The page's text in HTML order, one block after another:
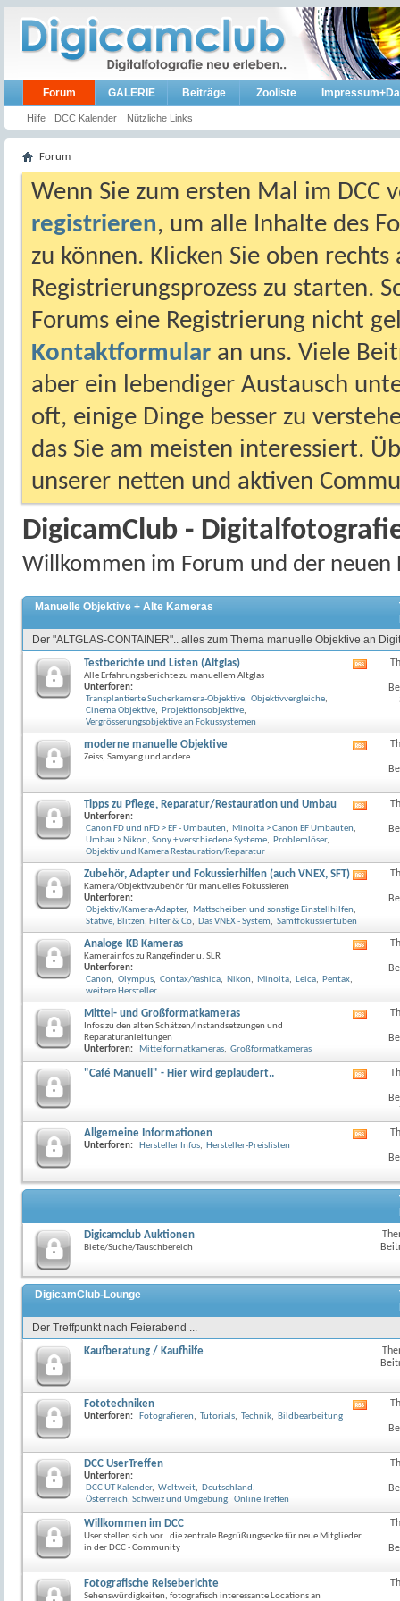
Forum
Hilfe DCC Kalender Nützliche Links
GALERIE Beiträge Zooliste
Forum
Wenn Sie zum ersten Mal im DCC
registrieren, um alle Inhalte des
zu können. Klicken Sie oben
Registrierungsprozess zu starten.
Forums eine Registrierung nicht
Kontaktformular an uns. Viele
aber ein lebendiger Austausch
oft, einige Dinge besser zu
das Sie am meisten interessiert.
unserer netten und aktiven
DigicamClub -
Willkommen im Forum und der neuen
Manuelle Objektive + Alte Kameras
Der "ALTGLAS-CONTAINER".. alles zum Thema manuelle Objektive an
Testberichte und Listen (Altglas)
Alle Erfahrungsberichte zu manuellem Altglas
Unterforen:
Transplantierte Sucherkamera-Objektive, Objektivvergleiche,
Cinema Objektive, Projektionsobjektive,
Vergrösserungsobjektive an Fokussystemen
dieses
moderne manuelle Objektive
Zeiss, Samyang und andere...
dieses
Tipps zu Pflege, Reparatur/Restauration und Umbau
Unterforen:
Canon FD und nFD > EF - Umbauten, Minolta > Canon EF Umbauten,
Umbau > Nikon, Sony + verschiedene Systeme, Problemlöser,
Objektiv und Kamera Restauration/Reparatur
dieses
Zubehör, Adapter und Fokussierhilfen (auch VNEX, SFT)
Kamera/Objektivzubehör für manuelles Fokussieren
Unterforen:
Objektiv/Kamera-Adapter, Mattscheiben und sonstige Einstellhilfen,
Stative, Blitzen, Filter & Co, Das VNEX - System, Samtfokussiertuben
dieses
Analoge KB Kameras
Kamerainfos zu Rangefinder u. SLR
Unterforen:
Canon, Olympus, Contax/Yashica, Nikon, Minolta, Leica, Pentax,
weitere Hersteller
dieses
Mittel- und Großformatkameras
Infos zu den alten Schätzen/Instandsetzungen und
Reparaturanleitungen
Unterforen:
Mittelformatkameras, Großformatkameras
dieses
"Café Manuell" - Hier wird geplaudert..
dieses
Allgemeine Informationen
Unterforen: Hersteller Infos, Hersteller-Preislisten
dieses
Digicamclub Auktionen
Biete/Suche/Tauschbereich
DigicamClub-Lounge
Der Treffpunkt nach Feierabend ...
Kaufberatung / Kaufhilfe
Fototechniken
Unterforen: Fotografieren, Tutorials, Technik, Bildbearbeitung
dieses
DCC UserTreffen
Unterforen:
DCC UT-Kalender, Weltweit, Deutschland ,
Österreich, Schweiz und Umgebung, Online Treffen
Willkommen im DCC
User stellen sich vor.. die zentrale Begrüßungsecke für neue Mitglieder
in der DCC - Community
Fotografische Reiseberichte
Sehenswürdigkeiten, fotografisch interessante Locations an